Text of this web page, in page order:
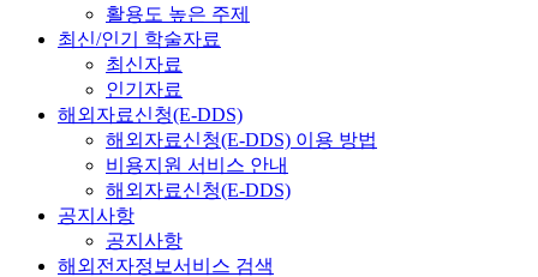
활용도 높은 주제
최신/인기 학술자료
최신자료
인기자료
해외자료신청(E-DDS)
해외자료신청(E-DDS) 이용 방법
비용지원 서비스 안내
해외자료신청(E-DDS)
공지사항
공지사항
해외전자정보서비스 검색